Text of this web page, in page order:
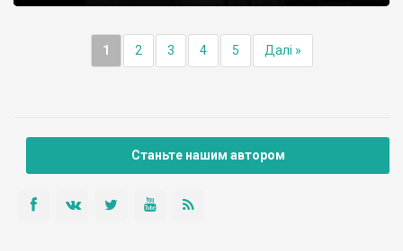
1 2 3 4 5 Далі »
Станьте нашим автором